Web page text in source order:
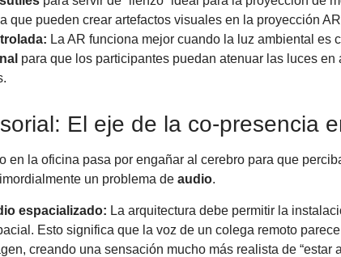
que pueden crear artefactos visuales en la proyección
La AR funciona mejor cuando la luz ambiental es
para que los participantes puedan atenuar las luces
El eje de la co-presencia
en la oficina pasa por engañar al cerebro para que
un problema de audio.
espacializado: La arquitectura debe permitir la
Esto significa que la voz de un colega remoto
creando una sensación mucho más realista de “estar